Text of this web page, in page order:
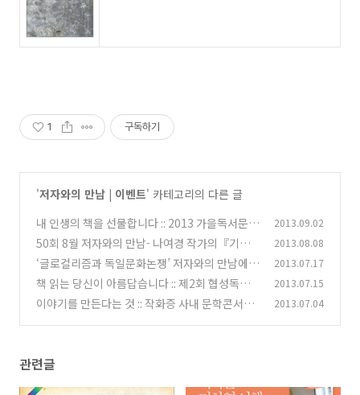
1 구독하기
'저자와의 만남 | 이벤트' 카테고리의 다른 글
내 인생의 책을 선물합니다 :: 2013 가을독서문화
축제 안내
(0)
2013.09.02
50회 8월 저자와의 만남- 나여경 작가의『기차
가 걸린 풍경』
(0)
2013.08.08
‘글로컬리즘과 독일문화논쟁’ 저자와의 만남에
초대합니다. (0)
2013.07.17
책 읽는 당신이 아름답습니다 :: 제2회 협성독서
왕 선발대회 안내 (0)
2013.07.15
이야기를 만든다는 것 :: 작화증 사내 문학콘서트
2013.07.04
관련글